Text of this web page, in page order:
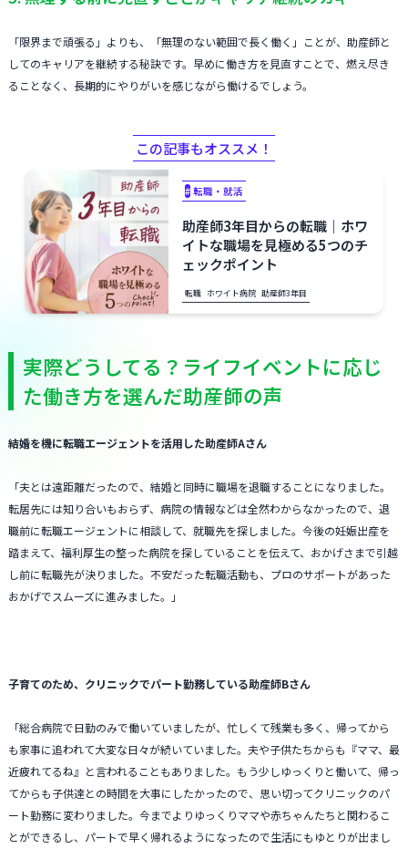
「限界まで頑張る」よりも、「無理のない範囲で長く働く」ことが、助産師と
してのキャリアを継続する秘訣です。早めに働き方を見直すことで、燃え尽き
ることなく、長期的にやりがいを感じながら働けるでしょう。
この記事もオススメ！
# 転職・就活
助産師3年目からの転職｜ホワ
イトな職場を見極める5つのチ
ェックポイント
転職 ホワイト病院 助産師3年目
実際どうしてる？ライフイベントに応じ
た働き方を選んだ助産師の声
結婚を機に転職エージェントを活用した助産師Aさん
「夫とは遠距離だったので、結婚と同時に職場を退職することになりました。
転居先には知り合いもおらず、病院の情報などは全然わからなかったので、退
職前に転職エージェントに相談して、就職先を探しました。今後の妊娠出産を
踏まえて、福利厚生の整った病院を探していることを伝えて、おかげさまで引越
し前に転職先が決りました。不安だった転職活動も、プロのサポートがあった
おかげでスムーズに進みました。」
子育てのため、クリニックでパート勤務している助産師Bさん
「総合病院で日勤のみで働いていましたが、忙しくて残業も多く、帰ってから
も家事に追われて大変な日々が続いていました。夫や子供たちからも『ママ、最
近疲れてるね』と言われることもありました。もう少しゆっくりと働いて、帰っ
てからも子供達との時間を大事にしたかったので、思い切ってクリニックのパ
ート勤務に変わりました。今までよりゆっくりママや赤ちゃんたちと関わるこ
とができるし、パートで早く帰れるようになったので生活にもゆとりが出まし